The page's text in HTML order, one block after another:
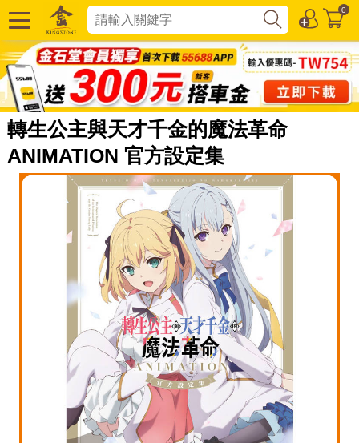
0
轉生公主與天才千金的魔法革命
ANIMATION 官方設定集